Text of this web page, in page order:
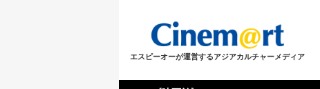
エスピーオーが運営するアジアカルチャーメディア